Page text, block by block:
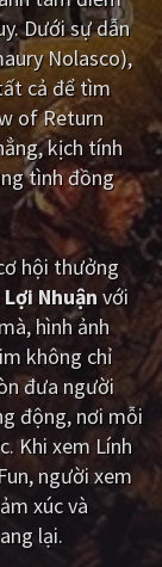
Hồng Kông
Dưới sự dẫn
Nolasco),
cả để tìm
of Return
kịch tính
tình đồng
hội thưởng
Nhuậnvới
hình ảnh
không chỉ
đưa người
động, nơi mỗi
Khi xem Lính
người xem
xúc và
lại.